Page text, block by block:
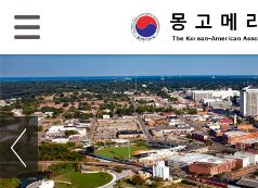
로그인 회원가입
한인회
한인회 소식
Sketchbook5,